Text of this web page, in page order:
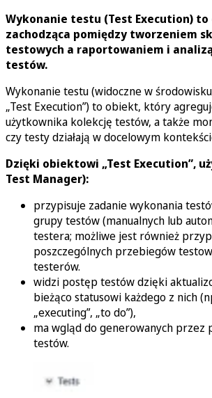
Wykonanie testu (Test Execution) to
zachodząca pomiędzy tworzeniem
testowych a raportowaniem i
testów.
Wykonanie testu (widoczne w
„Test Execution”) to obiekt, który
użytkownika kolekcję testów, a także
czy testy działają w docelowym
Dzięki obiektowi „Test Execution”,
Test Manager):
przypisuje zadanie wykonania
grupy testów (manualnych lub
testera; możliwe jest również
poszczególnych przebiegów
testerów.
widzi postęp testów dzięki
bieżąco statusowi każdego z nich
„executing”, „to do”),
ma wgląd do generowanych przez
testów.